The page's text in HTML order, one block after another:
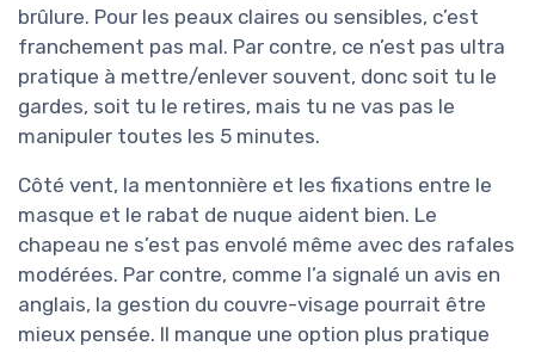
brûlure. Pour les peaux claires ou sensibles, c’est
franchement pas mal. Par contre, ce n’est pas ultra
pratique à mettre/enlever souvent, donc soit tu le
gardes, soit tu le retires, mais tu ne vas pas le
manipuler toutes les 5 minutes.
Côté vent, la mentonnière et les fixations entre le
masque et le rabat de nuque aident bien. Le
chapeau ne s’est pas envolé même avec des rafales
modérées. Par contre, comme l’a signalé un avis en
anglais, la gestion du couvre-visage pourrait être
mieux pensée. Il manque une option plus pratique